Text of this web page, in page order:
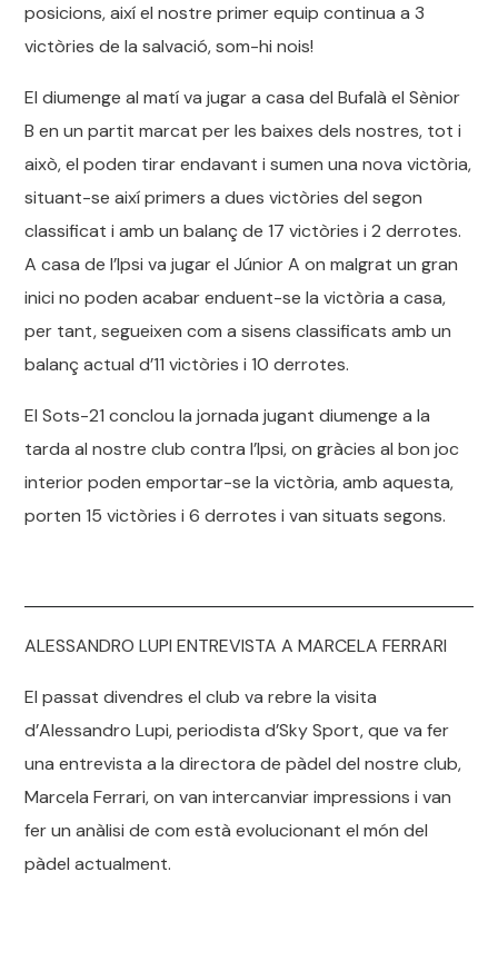
posicions, així el nostre primer equip continua a 3
victòries de la salvació, som-hi nois!
El diumenge al matí va jugar a casa del Bufalà el Sènior
B en un partit marcat per les baixes dels nostres, tot i
això, el poden tirar endavant i sumen una nova victòria,
situant-se així primers a dues victòries del segon
classificat i amb un balanç de 17 victòries i 2 derrotes.
A casa de l’Ipsi va jugar el Júnior A on malgrat un gran
inici no poden acabar enduent-se la victòria a casa,
per tant, segueixen com a sisens classificats amb un
balanç actual d’11 victòries i 10 derrotes.
El Sots-21 conclou la jornada jugant diumenge a la
tarda al nostre club contra l’Ipsi, on gràcies al bon joc
interior poden emportar-se la victòria, amb aquesta,
porten 15 victòries i 6 derrotes i van situats segons.
ALESSANDRO LUPI ENTREVISTA A MARCELA FERRARI
El passat divendres el club va rebre la visita
d’Alessandro Lupi, periodista d’Sky Sport, que va fer
una entrevista a la directora de pàdel del nostre club,
Marcela Ferrari, on van intercanviar impressions i van
fer un anàlisi de com està evolucionant el món del
pàdel actualment.